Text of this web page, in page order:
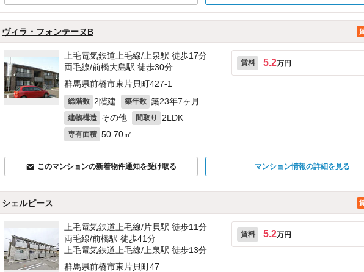
ヴィラ・フォンテーヌB
上毛電気鉄道上毛線/上泉駅 徒歩17分
両毛線/前橋大島駅 徒歩30分
群馬県前橋市東片貝町427‐1
総階数 2階建 築年数 築23年7ヶ月
建物構造 その他 間取り 2LDK
専有面積 50.70㎡
賃料 5.2万円
このマンションの新着物件通知を受け取る マンション情報の詳細を見る
シェルピース
上毛電気鉄道上毛線/片貝駅 徒歩11分
両毛線/前橋駅 徒歩41分
上毛電気鉄道上毛線/上泉駅 徒歩13分
群馬県前橋市東片貝町47
賃料 5.2万円